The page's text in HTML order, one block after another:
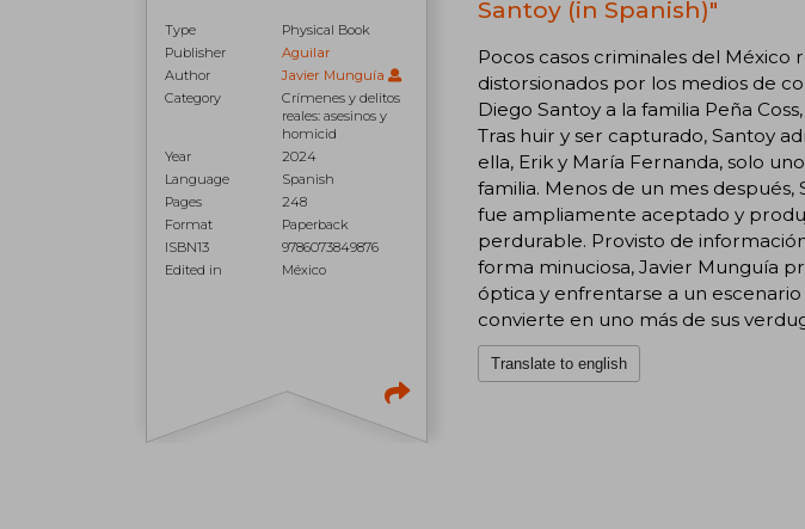
Type
Physical Book
Publisher
Aguilar
Author
Javier Munguía
Category
Crímenes y delitos
reales: asesinos y
homicid
Year
2024
Language
Spanish
Pages
248
Format
Paperback
ISBN13
9786073849876
Edited in
México
Santoy (in Spanish)"
Pocos casos criminales del México
distorsionados por los medios de
Diego Santoy a la familia Peña
Tras huir y ser capturado, Santoy
ella, Erik y María Fernanda, solo
familia. Menos de un mes después,
fue ampliamente aceptado y
perdurable. Provisto de
forma minuciosa, Javier Munguía
óptica y enfrentarse a un
convierte en uno más de sus
Translate to english